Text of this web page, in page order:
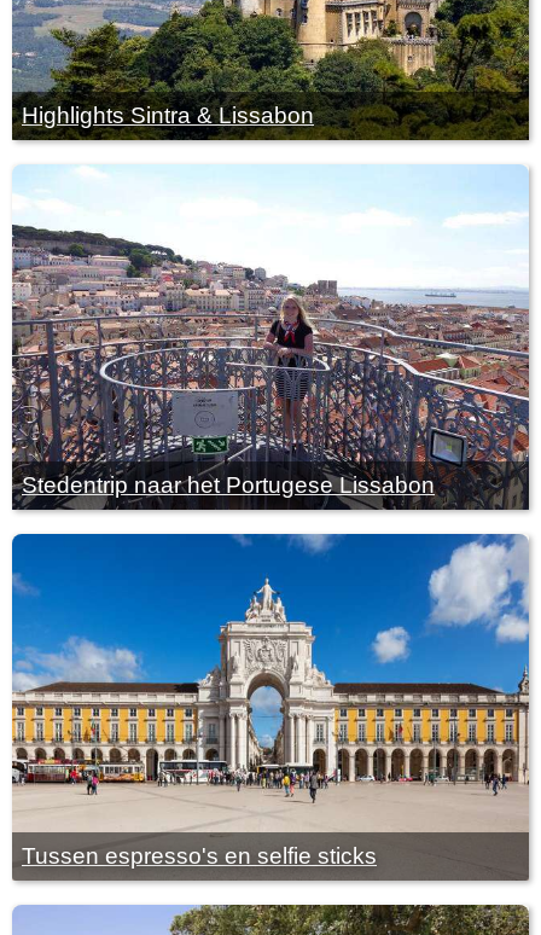
Highlights Sintra & Lissabon
Stedentrip naar het Portugese Lissabon
Tussen espresso's en selfie sticks